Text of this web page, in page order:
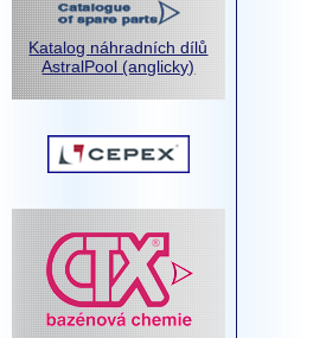
Katalog náhradních dílů
AstralPool (anglicky)